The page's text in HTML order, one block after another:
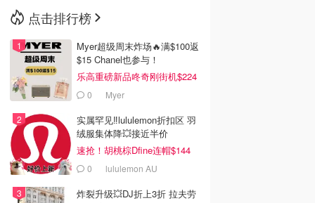
点击排行榜
Myer超级周末炸场🔥满$100返
$15 Chanel也参与！
乐高重磅新品咚奇刚街机$224
0 Myer
实属罕见‼️lululemon折扣区 羽
绒服集体降💥接近半价
速抢！胡桃棕Dfine连帽$144
0 lululemon AU
炸裂升级💥DJ折上3折 拉夫劳